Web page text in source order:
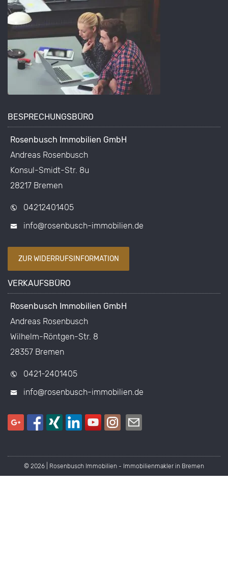
BESPRECHUNGSBÜRO
Rosenbusch Immobilien GmbH
Andreas Rosenbusch
Konsul-Smidt-Str. 8u
28217 Bremen
04212401405
info@rosenbusch-immobilien.de
ZUR WIDERRUFSINFORMATION
VERKAUFSBÜRO
Rosenbusch Immobilien GmbH
Andreas Rosenbusch
Wilhelm-Röntgen-Str. 8
28357 Bremen
0421-2401405
info@rosenbusch-immobilien.de
© 2026 | Rosenbusch Immobilien - Immobilienmakler in Bremen